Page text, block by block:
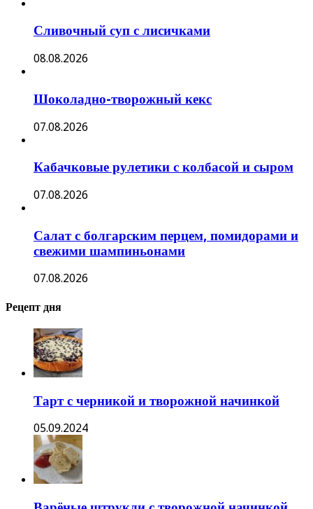
Сливочный суп с лисичками
08.08.2026
Шоколадно-творожный кекс
07.08.2026
Кабачковые рулетики с колбасой и сыром
07.08.2026
Салат с болгарским перцем, помидорами и
свежими шампиньонами
07.08.2026
Рецепт дня
Тарт с черникой и творожной начинкой
05.09.2024